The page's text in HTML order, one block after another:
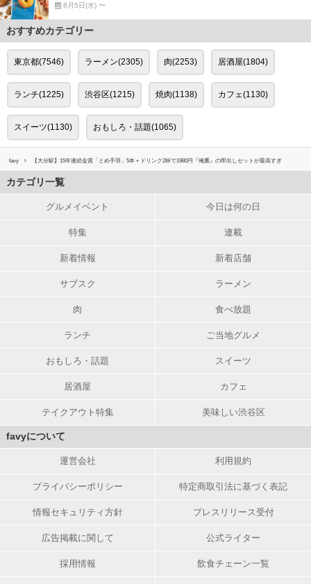
8月5日(水) 〜
おすすめカテゴリー
東京都(7546) ラーメン(2305) 肉(2253) 居酒屋(1804)
ランチ(1225) 渋谷区(1215) 焼肉(1138) カフェ(1130)
スイーツ(1130) おもしろ・話題(1065)
favy 【大分駅】15年連続金賞「とめ手羽」5本＋ドリンク2杯で1980円『俺鷹』の即出しセットが最高すぎ
カテゴリ一覧
グルメイベント 今日は何の日
特集 連載
新着情報 新着店舗
サブスク ラーメン
肉 食べ放題
ランチ ご当地グルメ
おもしろ・話題 スイーツ
居酒屋 カフェ
テイクアウト特集 美味しい渋谷区
favyについて
運営会社 利用規約
プライバシーポリシー 特定商取引法に基づく表記
情報セキュリティ方針 プレスリリース受付
広告掲載に関して 公式ライター
採用情報 飲食チェーン一覧